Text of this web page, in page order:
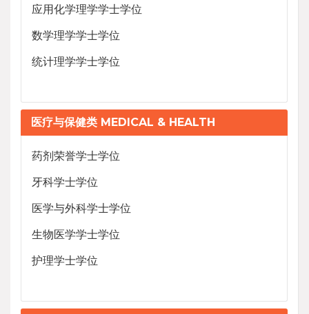
应用化学理学学士学位
数学理学学士学位
统计理学学士学位
医疗与保健类 MEDICAL & HEALTH
药剂荣誉学士学位
牙科学士学位
医学与外科学士学位
生物医学学士学位
护理学士学位